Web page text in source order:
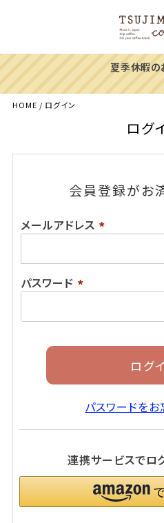
夏季休暇の
HOME ログイン
ログ
会員登録がお
メールアドレス
須)
パスワード
須)
ログ
パスワードをお
連携サービスでロ